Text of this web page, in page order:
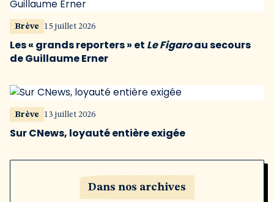
Brève 15 juillet 2026
Les « grands reporters » et Le Figaroau secours
de Guillaume Erner
Brève 13 juillet 2026
Sur CNews, loyauté entière exigée
Dans nos archives